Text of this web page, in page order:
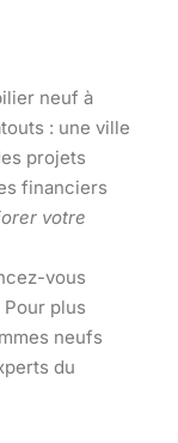
neuf à
: une ville
projets
financiers
votre
vous
plus
neufs
du